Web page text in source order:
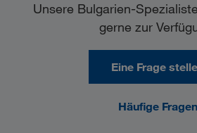
Unsere Bulgarien-
gerne zur
Eine Frage
Häufige Fragen